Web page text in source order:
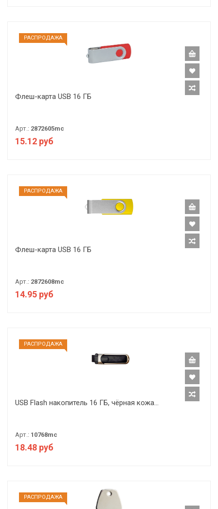
РАCПРОДАЖА
Флеш-карта USB 16 ГБ
Арт.: 2872605mc
15.12 руб
РАCПРОДАЖА
Флеш-карта USB 16 ГБ
Арт.: 2872608mc
14.95 руб
РАCПРОДАЖА
USB Flash накопитель 16 ГБ, чёрная кожа...
Арт.: 10768mc
18.48 руб
РАCПРОДАЖА